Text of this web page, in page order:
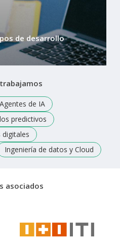
de desarrollo
trabajamos
Agentes de IA
predictivos
digitales
Ingeniería de datos y Cloud
asociados